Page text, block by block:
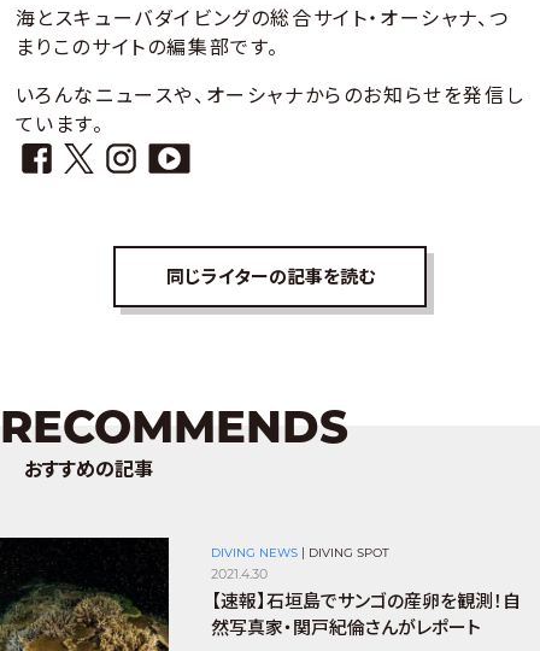
海とスキューバダイビングの総合サイト・オーシャナ、つ
まりこのサイトの編集部です。
いろんなニュースや、オーシャナからのお知らせを発信し
ています。
同じライターの記事を読む
RECOMMENDS
おすすめの記事
DIVING NEWS | DIVING SPOT
2021.4.30
【速報】石垣島でサンゴの産卵を観測！自
然写真家・関戸紀倫さんがレポート